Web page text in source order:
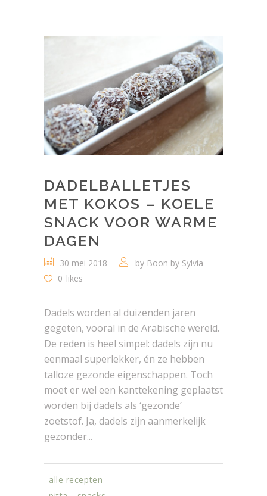
DADELBALLETJES
MET KOKOS – KOELE
SNACK VOOR WARME
DAGEN
30 mei 2018 by Boon by Sylvia
0 likes
Dadels worden al duizenden jaren
gegeten, vooral in de Arabische wereld.
De reden is heel simpel: dadels zijn nu
eenmaal superlekker, én ze hebben
talloze gezonde eigenschappen. Toch
moet er wel een kanttekening geplaatst
worden bij dadels als ‘gezonde’
zoetstof. Ja, dadels zijn aanmerkelijk
gezonder...
alle recepten